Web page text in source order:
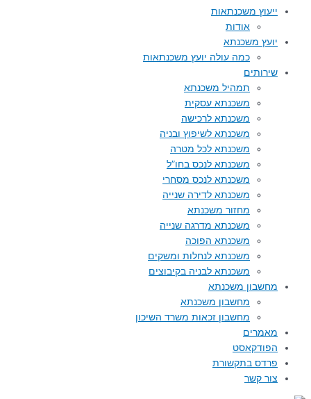
ייעוץ משכנתאות
אודות
יועץ משכנתא
כמה עולה יועץ משכנתאות
שירותים
תמהיל משכנתא
משכנתא עסקית
משכנתא לרכישה
משכנתא לשיפוץ ובניה
משכנתא לכל מטרה
משכנתא לנכס בחו”ל
משכנתא לנכס מסחרי
משכנתא לדירה שנייה
מחזור משכנתא
משכנתא מדרגה שנייה
משכנתא הפוכה
משכנתא לנחלות ומשקים
משכנתא לבניה בקיבוצים
מחשבון משכנתא
מחשבון משכנתא
מחשבון זכאות משרד השיכון
מאמרים
הפודקאסט
פרדס בתקשורת
צור קשר